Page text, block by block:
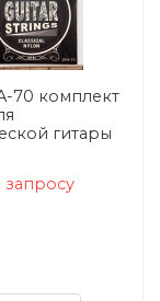
70 комплект
гитары